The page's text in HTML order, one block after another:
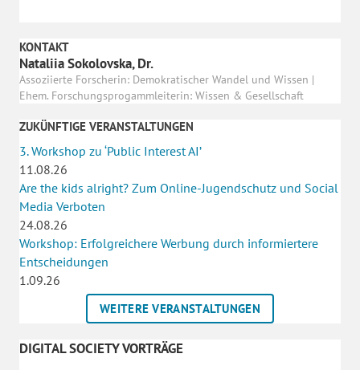
KONTAKT
Nataliia Sokolovska, Dr.
Assoziierte Forscherin: Demokratischer Wandel und Wissen |
Ehem. Forschungsprogammleiterin: Wissen & Gesellschaft
ZUKÜNFTIGE VERANSTALTUNGEN
3. Workshop zu ‘Public Interest AI’
11.08.26
Are the kids alright? Zum Online-Jugendschutz und Social
Media Verboten
24.08.26
Workshop: Erfolgreichere Werbung durch informiertere
Entscheidungen
1.09.26
WEITERE VERANSTALTUNGEN
DIGITAL SOCIETY VORTRÄGE